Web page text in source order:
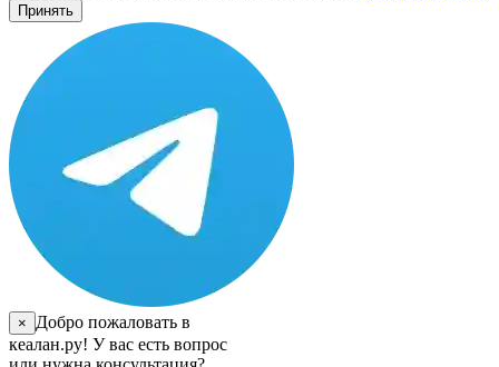
Принять
×
Добро пожаловать в
кеалан.ру! У вас есть вопрос